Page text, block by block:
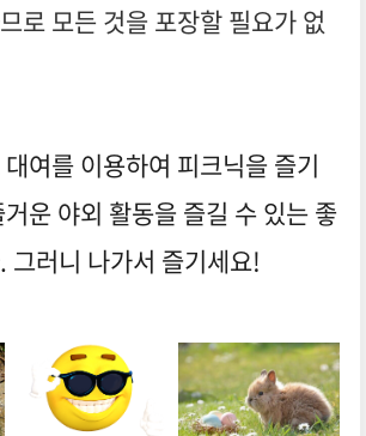
로 모든 것을 포장할 필요가 없
여를 이용하여 피크닉을 즐기
운 야외 활동을 즐길 수 있는 좋
그러니 나가서 즐기세요!